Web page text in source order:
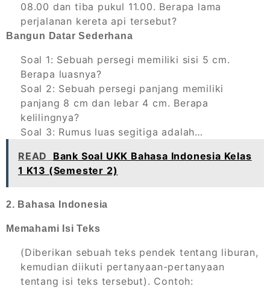
08.00 dan tiba pukul 11.00. Berapa lama
perjalanan kereta api tersebut?
Bangun Datar Sederhana
Soal 1: Sebuah persegi memiliki sisi 5 cm.
Berapa luasnya?
Soal 2: Sebuah persegi panjang memiliki
panjang 8 cm dan lebar 4 cm. Berapa
kelilingnya?
Soal 3: Rumus luas segitiga adalah…
READ
Bank Soal UKK Bahasa Indonesia Kelas
1 K13 (Semester 2)
2. Bahasa Indonesia
Memahami Isi Teks
(Diberikan sebuah teks pendek tentang liburan,
kemudian diikuti pertanyaan-pertanyaan
tentang isi teks tersebut). Contoh: